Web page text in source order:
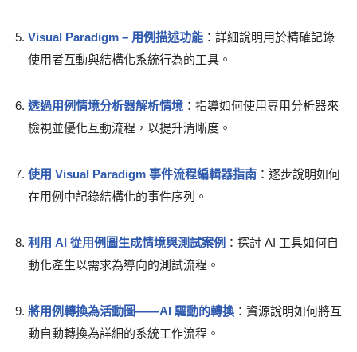
Visual Paradigm – 用例描述功能 ：詳細說明用於精確記錄
使用者互動與結構化系統行為的工具。
透過用例情境分析器解析情境 ：指導如何使用專用分析器來
檢視並優化互動流程，以提升清晰度。
使用 Visual Paradigm 事件流程編輯器指南 ：逐步說明如何
在用例中記錄結構化的事件序列。
利用 AI 從用例圖生成情境與測試案例 ：探討 AI 工具如何自
動化產生以需求為導向的測試流程。
將用例轉換為活動圖——AI 驅動的轉換 ：資源說明如何將互
動自動轉換為詳細的系統工作流程。